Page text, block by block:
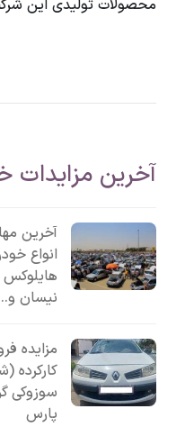
محصولات تولیدی این شرکت را در
آخرین مزایدات
انواع
هایلوکس
نیسان و..
کارکرده
پارس